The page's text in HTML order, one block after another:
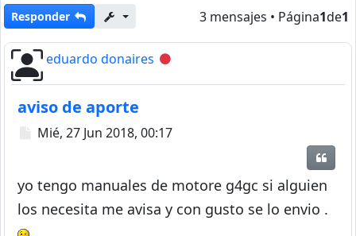
Responder 3 mensajes • Página1de1
eduardo donaires Desconectado
aviso de aporte
Mensaje
Mié, 27 Jun 2018, 00:17
yo tengo manuales de motore g4gc si alguien
los necesita me avisa y con gusto se lo envio .